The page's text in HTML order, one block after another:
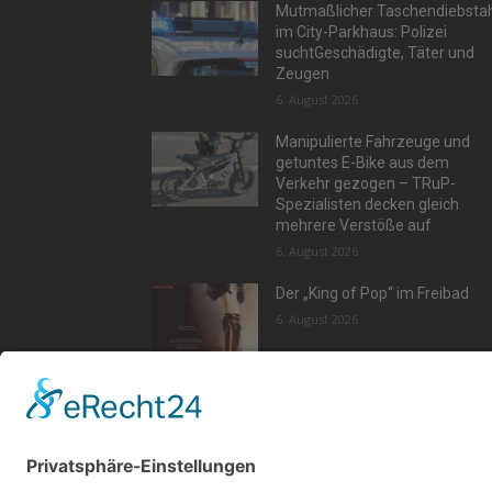
Mutmaßlicher
im City-Parkhaus: Polizei
suchtGeschädigte, Täter und
Zeugen
6. August 2026
Manipulierte Fahrzeuge und
getuntes E-Bike aus dem
Verkehr gezogen – TRuP-
Spezialisten decken gleich
mehrere Verstöße auf
6. August 2026
Der „King of Pop“ im Freibad
6. August 2026